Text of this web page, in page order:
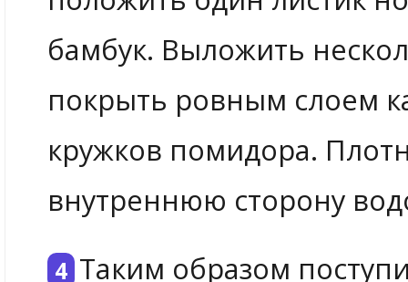
бамбук. Выложить
покрыть ровным слоем
кружков помидора.
внутреннюю сторону
Таким образом